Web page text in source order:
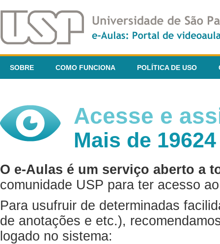
SOBRE COMO FUNCIONA POLÍTICA DE USO
Acesse e
Mais de
O e-Aulas é um serviço aberto a
comunidade USP para ter acesso
Para usufruir de determinadas
de anotações e etc.),
logado no sistema: